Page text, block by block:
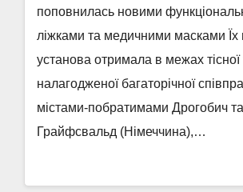
поповнилась новими
ліжками та медичними масками Їх
установа отримала в межах тісної
налагодженої багаторічної
містами-побратимами Дрогобич та
Грайфсвальд (Німеччина),…